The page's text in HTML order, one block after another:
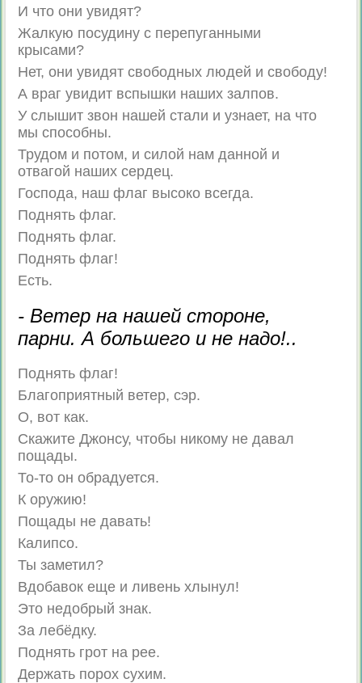
И что они увидят?
Жалкую посудину с перепуганными
крысами?
Нет, они увидят свободных людей и свободу!
А враг увидит вспышки наших залпов.
У слышит звон нашей стали и узнает, на что
мы способны.
Трудом и потом, и силой нам данной и
отвагой наших сердец.
Господа, наш флаг высоко всегда.
Поднять флаг.
Поднять флаг.
Поднять флаг!
Есть.
- Ветер на нашей стороне,
парни. А большего и не надо!..
Поднять флаг!
Благоприятный ветер, сэр.
О, вот как.
Скажите Джонсу, чтобы никому не давал
пощады.
То-то он обрадуется.
К оружию!
Пощады не давать!
Калипсо.
Ты заметил?
Вдобавок еще и ливень хлынул!
Это недобрый знак.
За лебёдку.
Поднять грот на рее.
Держать порох сухим.